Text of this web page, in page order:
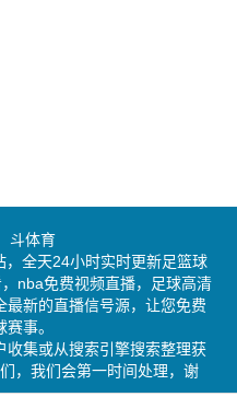
斗体育
全天24小时实时更新足篮球
nba免费视频直播，足球高清
新的直播信号源，让您免费
事。
收集或从搜索引擎搜索整理获
，我们会第一时间处理，谢